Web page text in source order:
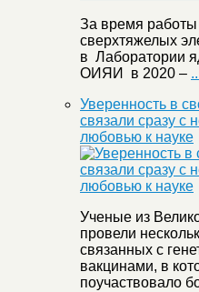
За время
сверхтяжелых
в Лаборатории
ОИЯИ в 2020 –
Уверенность в
связали сразу с
любовью к науке
Ученые из
провели
связанных с
вакцинами, в
поучаствовало